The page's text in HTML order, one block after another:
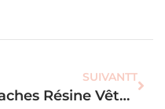
SUIVANTT
Taches Résine Vêtements : La Méthode Rapide Pour Tout Enlever